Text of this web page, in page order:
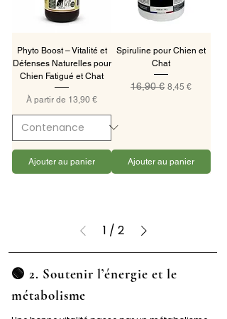
La spiruline est riche en protéines, fer et
accompagnent les défenses naturelles,
notamment chez les animaux fragilisés ou en
période hivernale.
Phyto Boost – Vitalité et
Défenses Naturelles pour
Chien Fatigué et Chat
À partir de 13,90 €
Prix promotionnel
Ajouter au panier
Spiruline pour Chien et
Chat
Prix original
16,90 € Prix
8,45 €
Ajouter au panier
1 / 2
🟢 2. Soutenir l’énergie et le
métabolisme